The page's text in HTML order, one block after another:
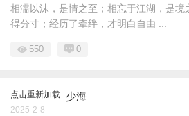
相濡以沫，是情之至；相忘于江湖，是
得分寸；经历了牵绊，才明白自由 ...
550 0
点击重新加载 少海
2025-2-8